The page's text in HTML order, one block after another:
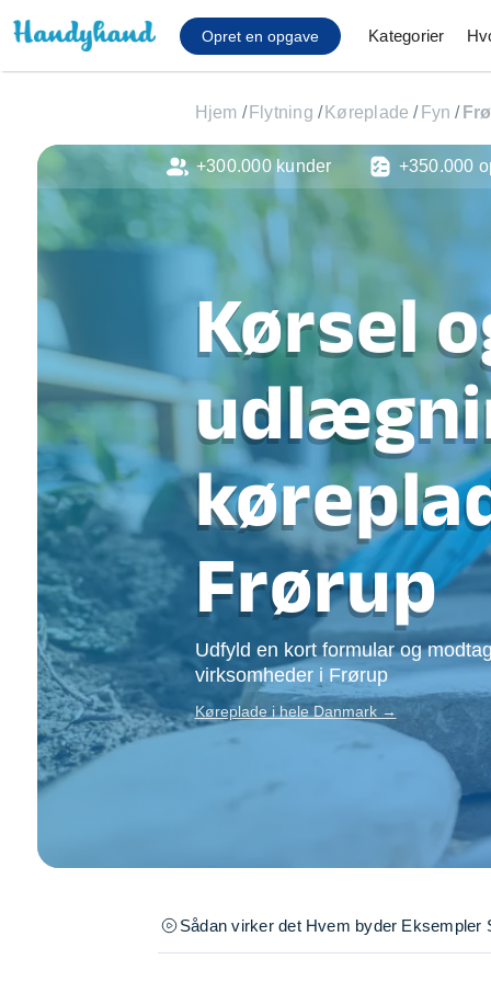
Opret en opgave Kategorier
Affaldsfjernelse
Cykel reparation
Gulvlaminering
Hårde hvidevare
Hjælp til mobil, pc,
Installation af ildsted
Møbelsamling og
Ophængning af
Opsætning af
Tømrer
Tunge løft
Underholdning
Se alle...
Hjem / Flytning / Køreplade / Fyn /
Kørsel
Frørup
Udfyld en kort formular og
virksomheder i Frørup
Køreplade i hele Danmark →
+300.000 kunder +350.000
Sådan virker det Hvem byder Eksempler